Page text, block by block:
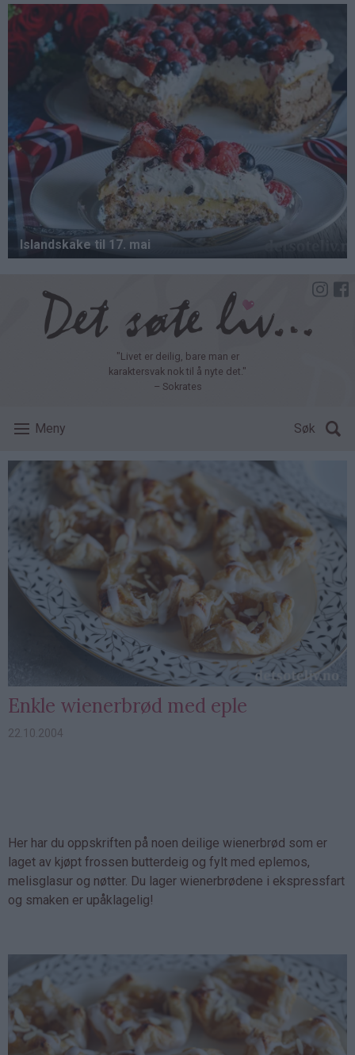
Hopp
hovedinnhold
"Livet er deilig, bare man er
karaktersvak nok til å nyte det."
– Sokrates
Meny Søk
Enkle wienerbrød med eple
22.10.2004
Her har du oppskriften på noen deilige wienerbrød som er
laget av kjøpt frossen butterdeig og fylt med eplemos,
melisglasur og nøtter. Du lager wienerbrødene i ekspressfart
og smaken er upåklagelig!